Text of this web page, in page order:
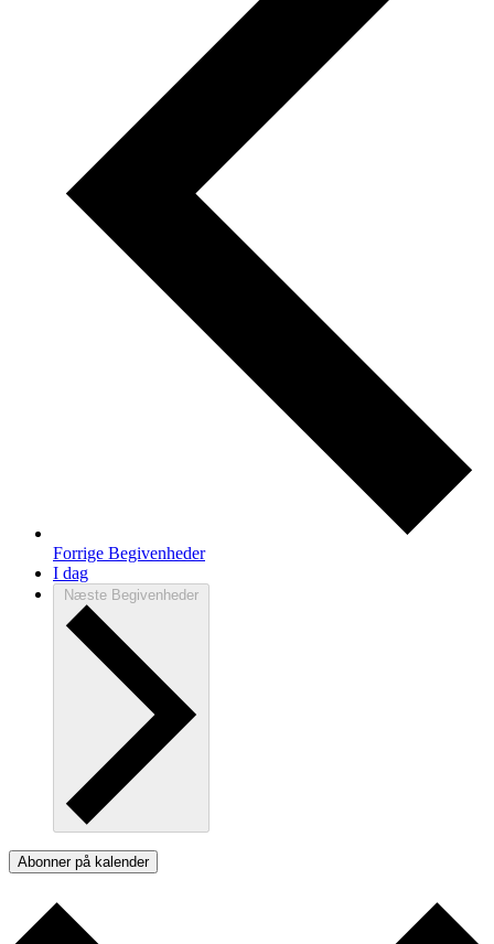
Forrige Begivenheder
I dag
Næste Begivenheder
Abonner på kalender